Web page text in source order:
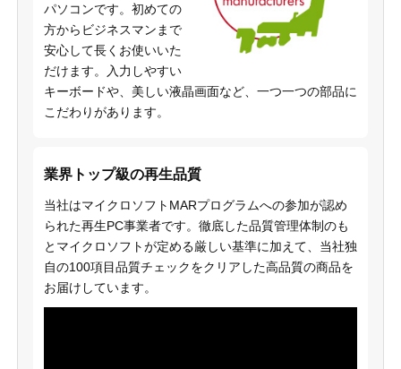
パソコンです。初めての
方からビジネスマンまで
安心して長くお使いいた
だけます。入力しやすい
キーボードや、美しい液晶画面など、一つ一つの部品に
こだわりがあります。
業界トップ級の再生品質
当社はマイクロソフトMARプログラムへの参加が認め
られた再生PC事業者です。徹底した品質管理体制のも
とマイクロソフトが定める厳しい基準に加えて、当社独
自の100項目品質チェックをクリアした高品質の商品を
お届けしています。